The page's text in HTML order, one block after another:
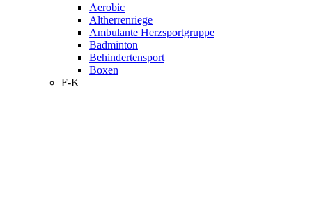
Aerobic
Altherrenriege
Ambulante Herzsportgruppe
Badminton
Behindertensport
Boxen
F-K